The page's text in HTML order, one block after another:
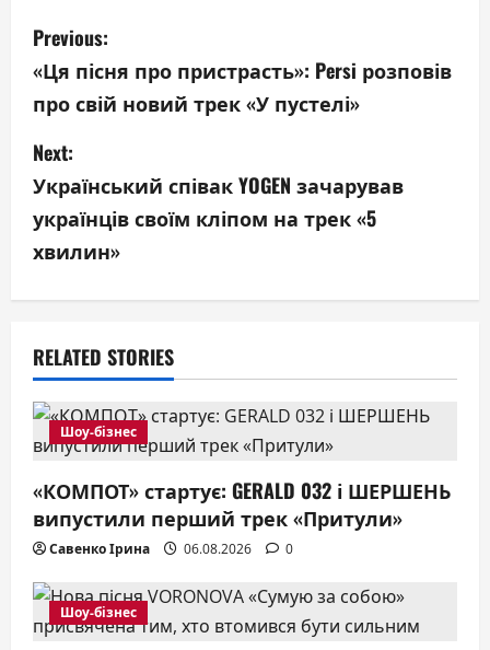
P
o
s
t
n
a
v
i
g
a
t
i
o
n
Previous:
«Ця пісня про пристрасть»: Persi розповів
про свій новий трек «У пустелі»
Next:
Український співак YOGEN зачарував
українців своїм кліпом на трек «5
хвилин»
RELATED STORIES
Шоу-бізнес
«КОМПОТ» стартує: GERALD 032 і ШЕРШЕНЬ
випустили перший трек «Притули»
Савенко Ірина 06.08.2026 0
Шоу-бізнес